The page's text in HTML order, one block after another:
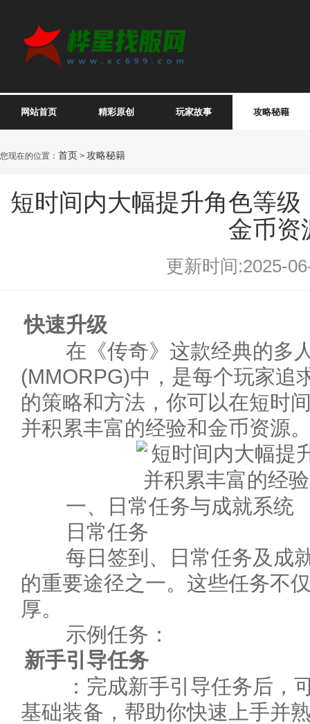
网站首页 精彩原创 玩家故事 攻略秘籍
您现在的位置： 首页 > 攻略秘籍
短时间内大幅提升角色等
金币资
更新时间:2025-
快速升级
在《传奇》这款经典的多
(MMORPG)中，是每个玩家追
的策略和方法，你可以在短时
并积累丰富的经验和金币资源
一、日常任务与成就系统
日常任务
每日签到、日常任务及成
的重要途径之一。这些任务不
厚。
示例任务：
新手引导任务
：完成新手引导任务后，
基础装备，帮助你快速上手并